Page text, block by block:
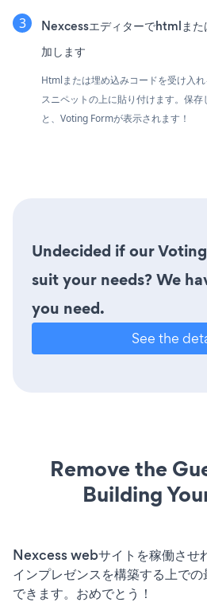
Nexcessエディターでhtmlまた
加します
Htmlまたは埋め込みコードを受け入
スニペットの上に貼り付けます。保
と、Voting Formが表示されます！
Undecided if our
suit your needs? We
you need.
See the
Remove the
Building
Nexcess webサイトを稼働させ
インプレゼンスを構築する上で
できます。おめでとう！